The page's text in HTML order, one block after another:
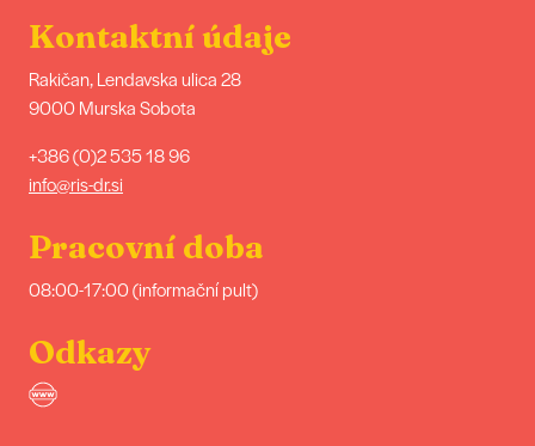
Kontaktní údaje
Rakičan, Lendavska ulica 28
9000 Murska Sobota
+386 (0)2 535 18 96
info@ris-dr.si
Pracovní doba
08:00-17:00 (informační pult)
Odkazy